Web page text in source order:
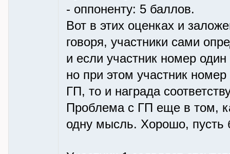
- оппоненту: 5 баллов.
Вот в этих оценках и
говоря, участники сами
и если участник номер
но при этом участник
ГП, то и награда
Проблема с ГП еще в том,
одну мысль. Хорошо, пусть